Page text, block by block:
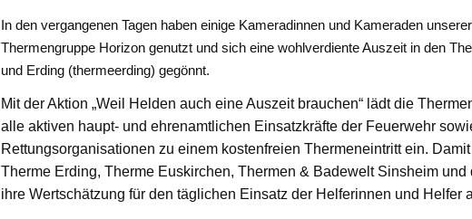
In den vergangenen Tagen haben einige Kameradinnen und Kameraden
Thermengruppe Horizon genutzt und sich eine wohlverdiente Auszeit in den
und Erding (thermeerding) gegönnt.
Mit der Aktion „Weil Helden auch eine Auszeit brauchen“ lädt die
alle aktiven haupt- und ehrenamtlichen Einsatzkräfte der Feuerwehr
Rettungsorganisationen zu einem kostenfreien Thermeneintritt ein.
Therme Erding, Therme Euskirchen, Thermen & Badewelt Sinsheim
ihre Wertschätzung für den täglichen Einsatz der Helferinnen und Helfer